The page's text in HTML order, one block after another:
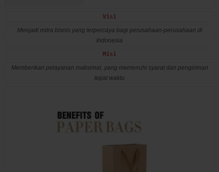
Visi
Menjadi mitra bisnis yang terpercaya bagi perusahaan-perusahaan di
Indonesia
Misi
Memberikan pelayanan maksimal, yang memenuhi syarat dan pengiriman
tepat waktu